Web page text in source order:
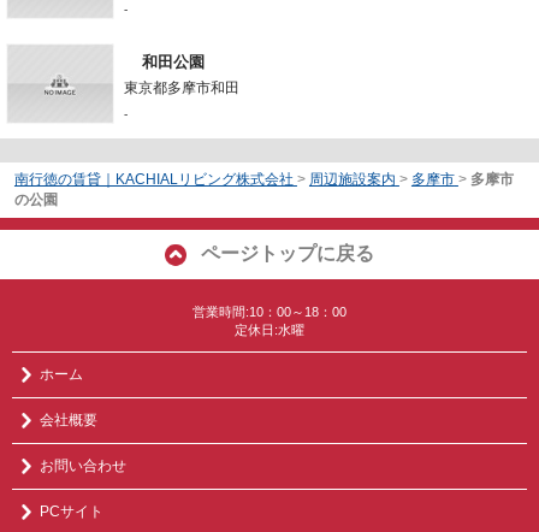
-
和田公園
東京都多摩市和田
-
南行徳の賃貸｜KACHIALリビング株式会社 > 周辺施設案内 > 多摩市 > 多摩市
の公園
ページトップに戻る
営業時間:10：00～18：00
定休日:水曜
ホーム
会社概要
お問い合わせ
PCサイト